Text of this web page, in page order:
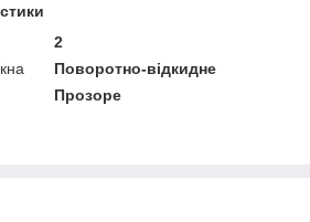
2
Поворотно-відкидне
Прозоре